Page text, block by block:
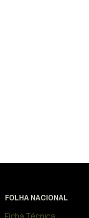
FOLHA NACIONAL